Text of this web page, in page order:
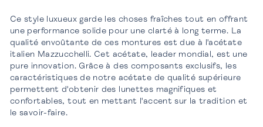
Ce style luxueux garde les choses fraîches tout en offrant
une performance solide pour une clarté à long terme. La
qualité envoûtante de ces montures est due à l'acétate
italien Mazzucchelli. Cet acétate, leader mondial, est une
pure innovation. Grâce à des composants exclusifs, les
caractéristiques de notre acétate de qualité supérieure
permettent d'obtenir des lunettes magnifiques et
confortables, tout en mettant l'accent sur la tradition et
le savoir-faire.